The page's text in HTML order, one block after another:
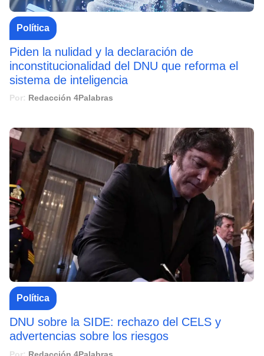
Política
Piden la nulidad y la declaración de
inconstitucionalidad del DNU que reforma el
sistema de inteligencia
Por: Redacción 4Palabras
Política
DNU sobre la SIDE: rechazo del CELS y
advertencias sobre los riesgos
Por: Redacción 4Palabras